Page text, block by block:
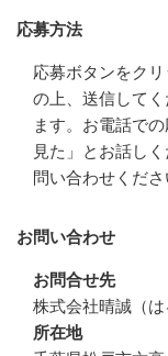
応募方法
応募ボタンをク
の上、送信して
ます。お電話で
見た」とお話し
問い合わせくださ
お問い合わせ
お問合せ先
株式会社晴誠（は
所在地